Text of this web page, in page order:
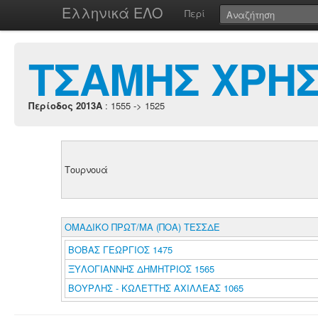
Ελληνικά ΕΛΟ Περί
ΤΣΑΜΗΣ
Περίοδος 2013A : 1555 -> 1525
Τουρνουά
ΟΜΑΔΙΚΟ ΠΡΩΤ/ΜΑ (ΠΟΑ) ΤΕΣΣΔΕ
ΒΟΒΑΣ ΓΕΩΡΓΙΟΣ 1475
ΞΥΛΟΓΙΑΝΝΗΣ ΔΗΜΗΤΡΙΟΣ 1565
ΒΟΥΡΛΗΣ - ΚΩΛΕΤΤΗΣ ΑΧΙΛΛΕΑΣ 1065